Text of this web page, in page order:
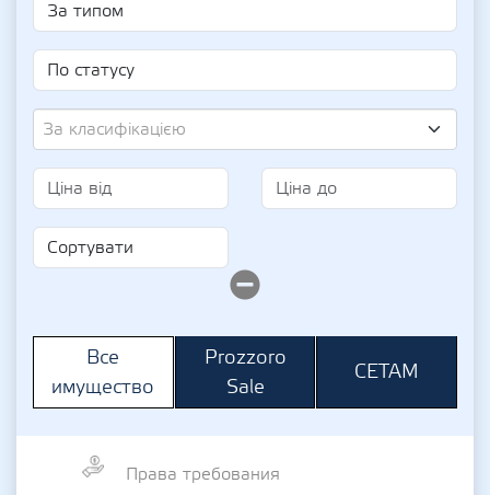
За класифікацією
Все
имущество
Prozzoro
Sale
СЕТАМ
Права требования